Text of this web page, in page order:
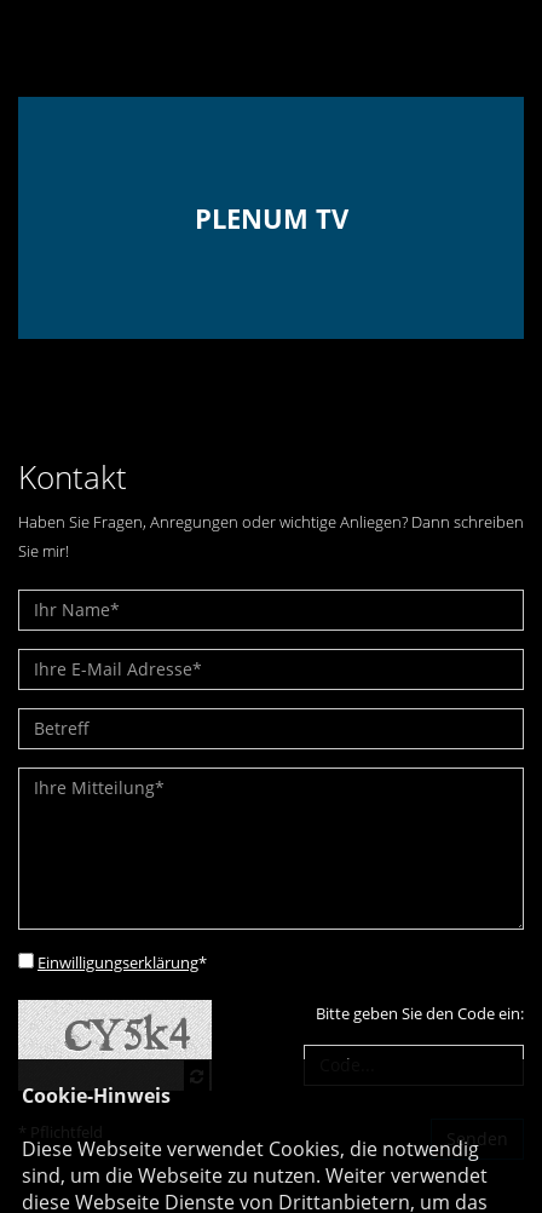
PLENUM TV
Kontakt
Haben Sie Fragen, Anregungen oder wichtige Anliegen? Dann schreiben
Sie mir!
Einwilligungserklärung*
Bitte geben Sie den Code ein:
* Pflichtfeld
Cookie-Hinweis
Diese Webseite verwendet Cookies, die notwendig
sind, um die Webseite zu nutzen. Weiter verwendet
diese Webseite Dienste von Drittanbietern, um das